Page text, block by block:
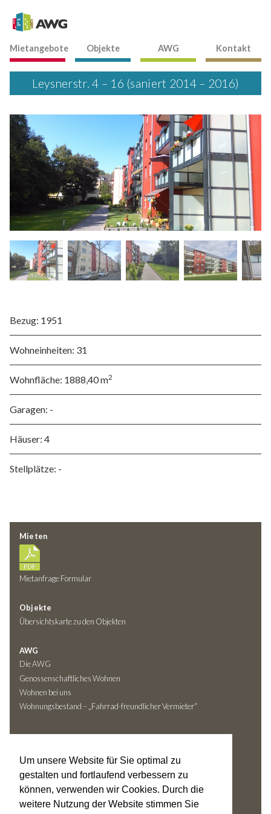
Um unsere Website für Sie optimal zu
gestalten und fortlaufend verbessern zu
können, verwenden wir Cookies. Durch die
weitere Nutzung der Website stimmen Sie
Mietangebote Objekte AWG Kontakt
Leysnerstr. 4 – 16 (saniert 2014 – 2016)
Bezug: 1951
Wohneinheiten: 31
Wohnfläche: 1888,40 m2
Garagen: -
Häuser: 4
Stellplätze: -
Mieten
Mietanfrage Formular
Objekte
Übersichtskarte zu den Objekten
AWG
Die AWG
Genossenschaftliches Wohnen
Wohnen bei uns
Wohnungsbestand – „Fahrrad-freundlicher Vermieter“
Adresse
Kontaktformular